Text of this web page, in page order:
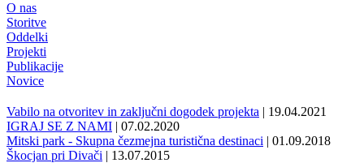
O nas
Storitve
Oddelki
Projekti
Publikacije
Novice
Vabilo na otvoritev in zaključni dogodek projekta | 19.04.2021
IGRAJ SE Z NAMI | 07.02.2020
Mitski park - Skupna čezmejna turistična destinaci | 01.09.2018
Škocjan pri Divači | 13.07.2015